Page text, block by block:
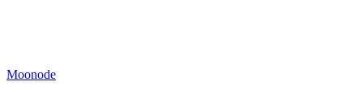
Moonode